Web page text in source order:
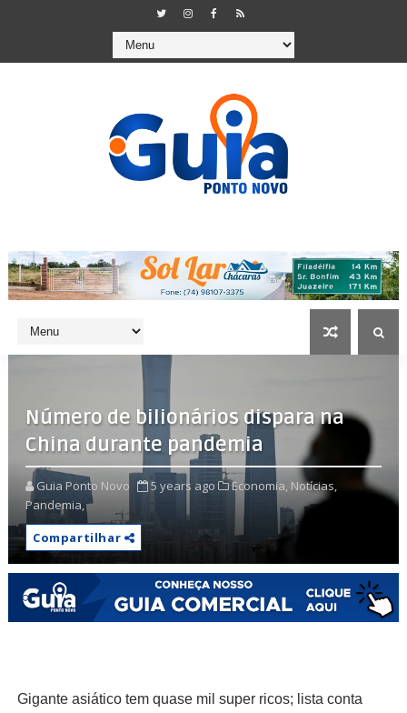
Número de bilionários dispara na
China durante pandemia
Guia Ponto Novo 5 years ago Economia, Notícias,
Pandemia,
Compartilhar
Gigante asiático tem quase mil super ricos; lista conta